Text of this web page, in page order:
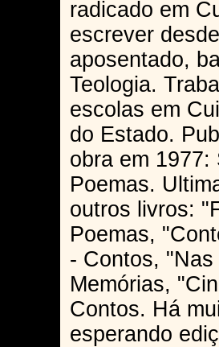
radicado em
escrever
aposentado,
Teologia.
escolas em
do Estado.
obra em 1977:
Poemas.
outros livros:
Poemas,
- Contos,
Memórias,
Contos. Há
esperando